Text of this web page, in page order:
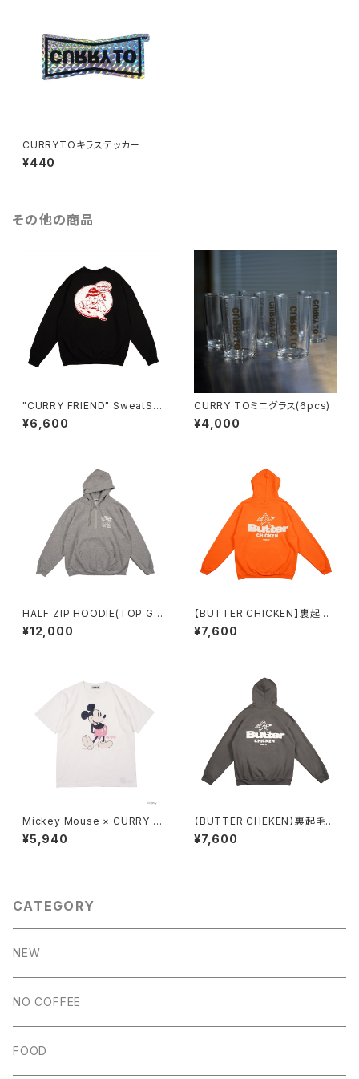
CURRYTOキラステッカー
¥440
その他の商品
"CURRY FRIEND" SweatShi
rt BLACK
¥6,600
CURRY TOミニグラス(6pcs)
¥4,000
HALF ZIP HOODIE(TOP GR
AY)
¥12,000
【BUTTER CHICKEN】裏起毛
パーカー（ORANGE）
¥7,600
Mickey Mouse × CURRY T
O T(WHITE）
¥5,940
【BUTTER CHEKEN】裏起毛パ
ーカー（CHARCOAL）
¥7,600
CATEGORY
NEW
NO COFFEE
FOOD